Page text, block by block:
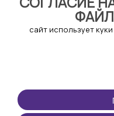
сайт использует куки
ЭКСПЛУАТАЦИИ
Условия и положения